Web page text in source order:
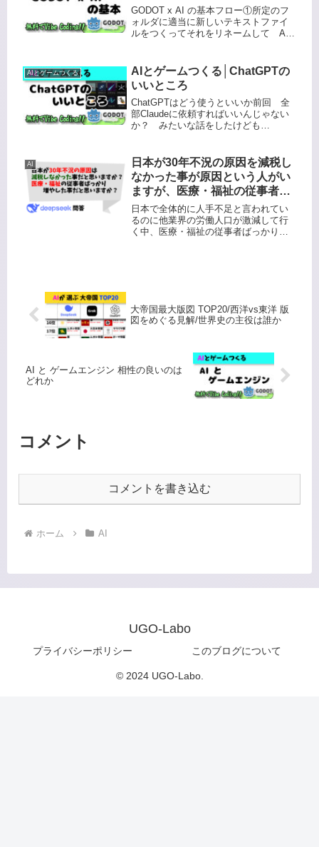
GODOT x AI の基本フロー①所定のフ
ォルダに適当に新しいテキストファイ
ルをつくってそれをリネームして AI
とか .tscn .tresとかにする ※名
前...
AIとゲームつくる
AIとゲームつくる│ChatGPTの
いいところ
ChatGPTはどう使うといいか前回 全
部Claudeに依頼すればいいんじゃない
か？ みたいな話をしたけども
すぎないクリエイティビティなタスク
ならClaudeよ...
AI
日本が30年不況の原因を減税し
なかった事が原因という人がい
ますが、医療・福祉の従事者ば
っかり増やした事を無視して、
それは合理的だと思います
か？
日本で全体的に人手不足と言われてい
るのに他業界の労働人口が激減して行
く中、医療・福祉の従事者ばっかり増
大帝国最大版図 TOP20/西洋vs東洋 版
図をめぐる見解/世界史の主役は誰か
AI と ゲームエンジン 相性の良いのは
どれか
コメント
コメントを書き込む
ホーム AI
UGO-Labo
プライバシーポリシー このブログについて
© 2024 UGO-Labo.